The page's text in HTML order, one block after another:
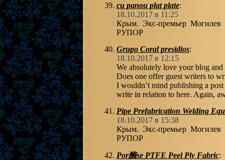
cu panou plat plate:
18.10.2017 в 11:25
Крым. Экс-премьер
РУПОР
Grupo Coral presidios:
18.10.2017 в 12:15
We absolutely love your blog
Does one offer guest writers to
I wouldn’t mind publishing a
write in relation to here. Again,
Pipe Prefabrication Welding
18.10.2017 в 15:38
Крым. Экс-премьер
РУПОР
Por酶se PTFE Peel Ply Fabric: